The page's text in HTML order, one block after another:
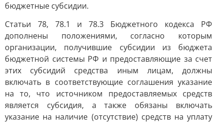
бюджетные субсидии.
Статьи 78, 78.1 и 78.3 Бюджетного кодекса РФ
дополнены положениями, согласно которым
организации, получившие субсидии из бюджета
бюджетной системы РФ и предоставляющие за счет
этих субсидий средства иным лицам, должны
включать в соответствующие соглашения указание
на то, что источником предоставляемых средств
является субсидия, а также обязаны включать
указание на наличие (отсутствие) средств на уплату